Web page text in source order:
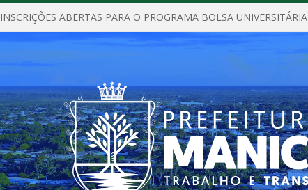
INSCRIÇÕES ABERTAS PARA O PROGRAMA BOLSA UNIVERSITÁRIA